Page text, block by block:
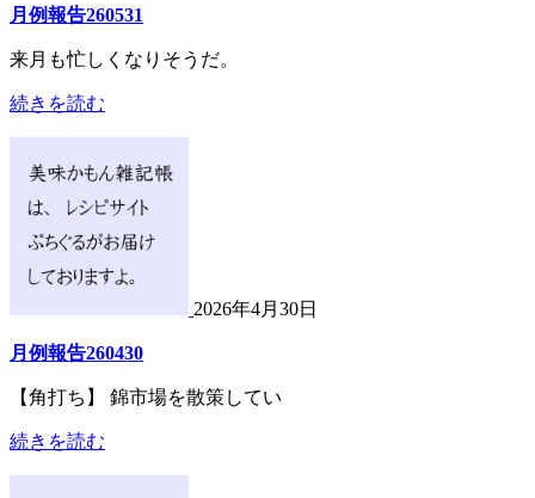
月例報告260531
来月も忙しくなりそうだ。
続きを読む
2026年4月30日
月例報告260430
【角打ち】 錦市場を散策してい
続きを読む